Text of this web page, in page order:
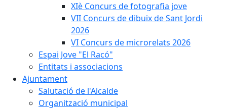
XIè Concurs de fotografia jove
VII Concurs de dibuix de Sant Jordi
2026
VI Concurs de microrelats 2026
Espai Jove "El Racó"
Entitats i associacions
Ajuntament
Salutació de l'Alcalde
Organització municipal